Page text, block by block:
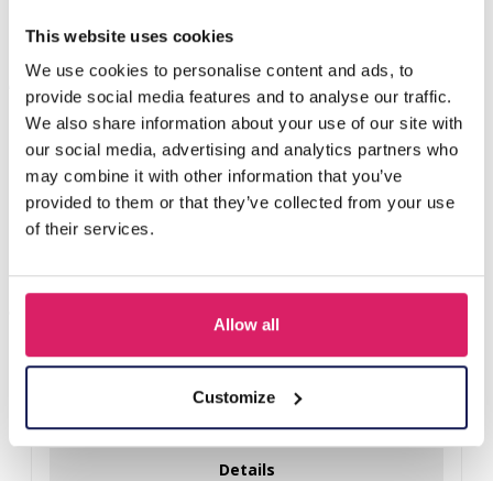
This website uses cookies
We use cookies to personalise content and ads, to
provide social media features and to analyse our traffic.
We also share information about your use of our site with
our social media, advertising and analytics partners who
may combine it with other information that you’ve
provided to them or that they’ve collected from your use
of their services.
Allow all
Customize
Anderen kochten ook
Login voor prijzen
Details